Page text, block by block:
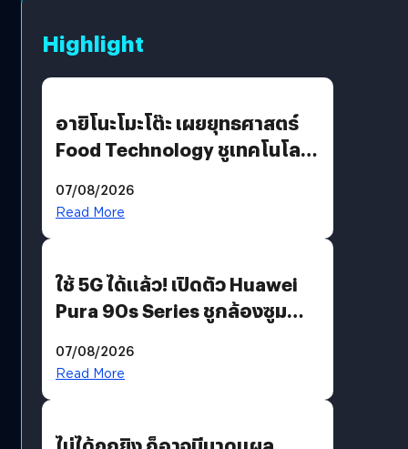
Highlight
อายิโนะโมะโต๊ะ เผยยุทธศาสตร์
Food Technology ชูเทคโนโลยี
บริโภคและ B2B
07/08/2026
Read More
ใช้ 5G ได้แล้ว! เปิดตัว Huawei
Pura 90s Series ชูกล้องซูม
07/08/2026
Read More